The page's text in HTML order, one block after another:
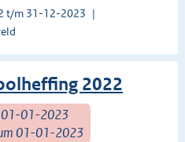
t/m 31-12-2023
2022
01-01-2023
01-01-2023